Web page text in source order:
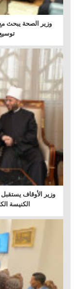
وزير الصحة يبحث
وزير الأوقاف
الكنيسة